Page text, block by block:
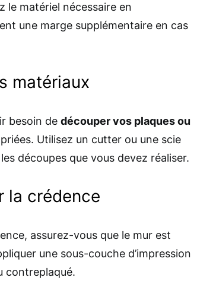
le matériel nécessaire en
une marge supplémentaire en cas
matériaux
besoin de découper vos plaques ou
Utilisez un cutter ou une scie
découpes que vous devez réaliser.
la crédence
assurez-vous que le mur est
une sous-couche d’impression
contreplaqué.